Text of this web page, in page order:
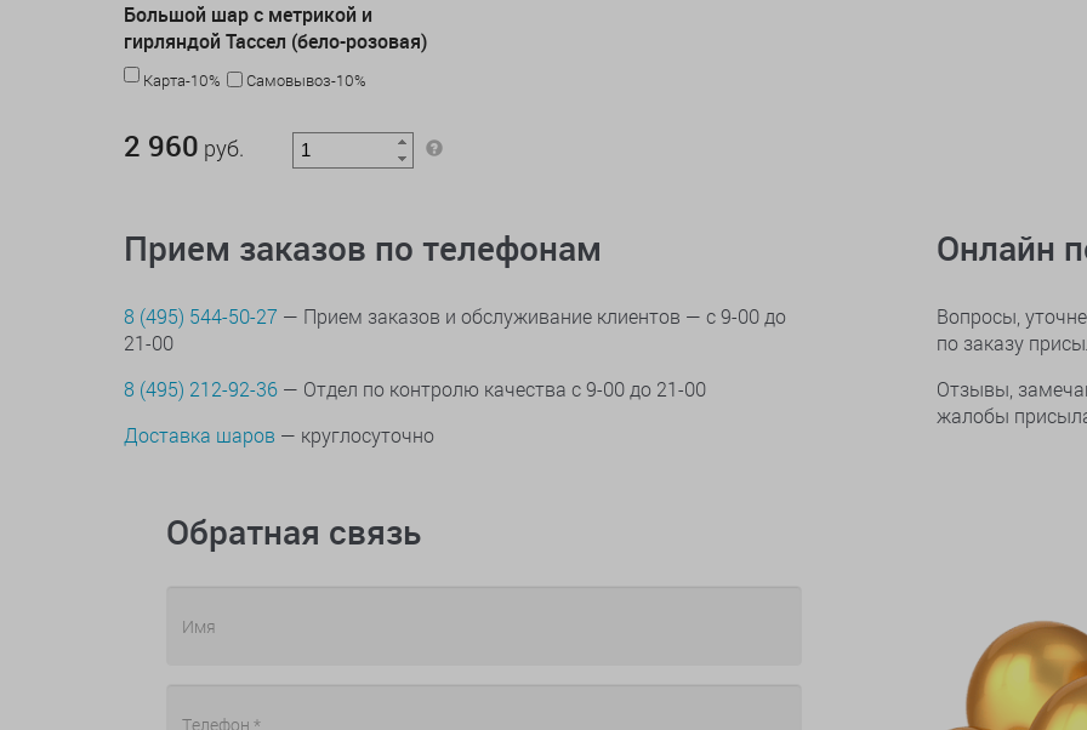
Большой шар с метрикой и
гирляндой Тассел (бело-розовая)
Карта-10%
Самовывоз-10%
2 960 руб.
Прием заказов по телефонам
8 (495) 544-50-27 — Прием заказов и обслуживание клиентов — с 9-00 до
21-00
8 (495) 212-92-36 — Отдел по контролю качества с 9-00 до 21-00
Доставка шаров — круглосуточно
Онлайн
Вопросы,
по заказу
Отзывы,
жалобы
Обратная связь